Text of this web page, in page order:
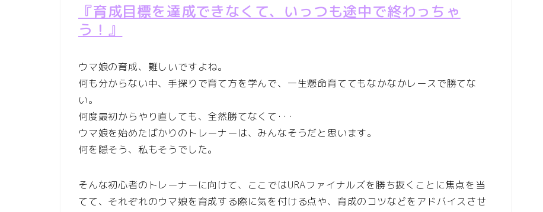
『育成目標を達成できなくて、いっつも途中で終わっちゃ
う！』
ウマ娘の育成、難しいですよね。
何も分からない中、手探りで育て方を学んで、一生懸命育ててもなかなかレースで勝てな
い。
何度最初からやり直しても、全然勝てなくて･･･
ウマ娘を始めたばかりのトレーナーは、みんなそうだと思います。
何を隠そう、私もそうでした。
そんな初心者のトレーナーに向けて、ここではURAファイナルズを勝ち抜くことに焦点を当
てて、それぞれのウマ娘を育成する際に気を付ける点や、育成のコツなどをアドバイスさせ